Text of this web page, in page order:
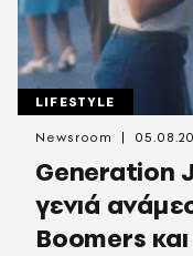
LIFESTYLE
Generation
γενιά
Boomers
Newsroom